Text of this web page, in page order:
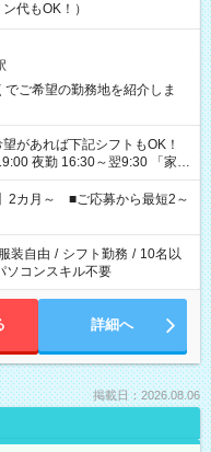
代もOK！）
ご希望の勤務地を紹介しま
夜勤 16:30～翌9:30 「家族
って夕飯の準備がしたい」
ど、ご希望を教えてください
合計で週40時間を超える場
2カ月～ ■ご応募から最短2～
服装自由 / シフト勤務 / 10名以
ソコンスキル不要
詳細へ
掲載日：2026.08.06